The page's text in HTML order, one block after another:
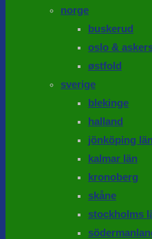
norge
buskerud
oslo &
østfold
sverige
blekinge
halland
jönköping
kalmar län
kronoberg
skåne
stockholms